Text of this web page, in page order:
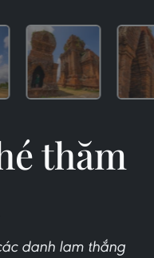
thăm
danh lam thắng